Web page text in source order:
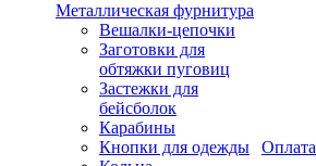
Металлическая фурнитура
Вешалки-цепочки
Заготовки для
обтяжки пуговиц
Застежки для
бейсболок
Карабины
Кнопки для одежды
Оплата